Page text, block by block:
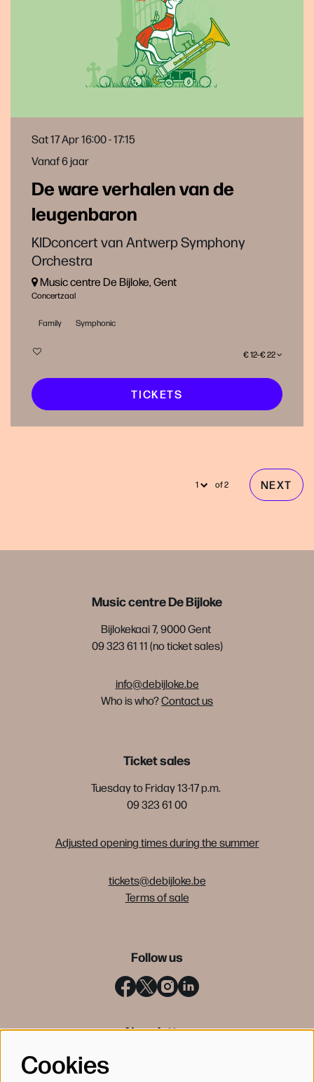
De ware verhalen van de
leugenbaron
KIDconcert van Antwerp Symphony
Orchestra
Vanaf 6 jaar
Sat 17 Apr16:00 - 17:15
Music centre De Bijloke, Gent
Concertzaal
Family Symphonic
€ 12–€ 22
TICKETS
of 2 NEXT
Music centre De Bijloke
Bijlokekaai 7, 9000 Gent
09 323 61 11 (no ticket sales)
info@debijloke.be
Who is who?Contact us
Ticket sales
Tuesday to Friday 13-17 p.m.
09 323 61 00
Adjusted opening times during the summer
tickets@debijloke.be
Terms of sale
Follow us
Newsletter
Cookies